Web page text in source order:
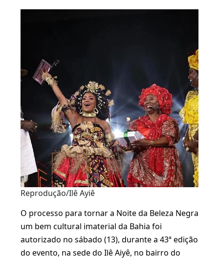
Reprodução/Ilê Ayiê
O processo para tornar a Noite da Beleza Negra
um bem cultural imaterial da Bahia foi
autorizado no sábado (13), durante a 43ª edição
do evento, na sede do Ilê Aiyê, no bairro do